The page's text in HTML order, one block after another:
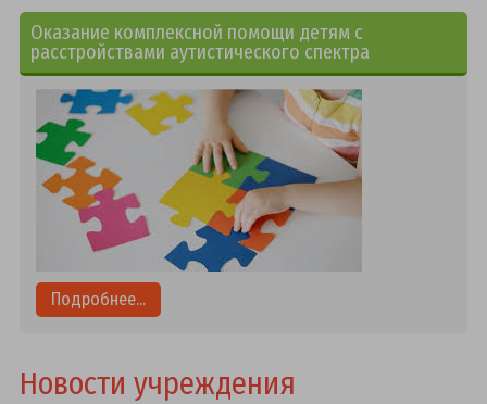
Оказание комплексной помощи детям с
расстройствами аутистического спектра
Подробнее...
Новости учреждения